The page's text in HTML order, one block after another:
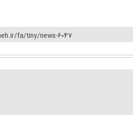
fa/tiny/news-6047